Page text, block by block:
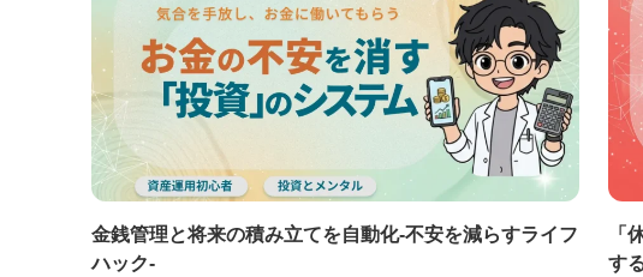
金銭管理と将来の積み立てを自動化-不安を減らすライフ
ハック-
「
す